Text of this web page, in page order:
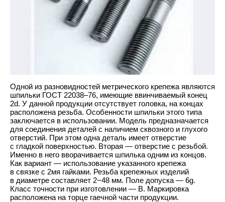
Одной из разновидностей метрического крепежа являются
шпильки ГОСТ 22038–76, имеющие ввинчиваемый конец
2d. У данной продукции отсутствует головка, на концах
расположена резьба. Особенности шпильки этого типа
заключается в использовании. Модель предназначается
для соединения деталей с наличием сквозного и глухого
отверстий. При этом одна деталь имеет отверстие
с гладкой поверхностью. Вторая — отверстие с резьбой.
Именно в него вворачивается шпилька одним из концов.
Как вариант — использование указанного крепежа
в связке с 2мя гайками. Резьба крепежных изделий
в диаметре составляет 2−48 мм. Поле допуска — 6g.
Класс точности при изготовлении — В. Маркировка
расположена на торце гаечной части продукции.